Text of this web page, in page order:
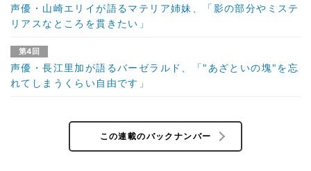
声優・山崎エリイが語るマテリア姉妹、「影の部分やミステ
リアスなところを貫きたい」
第4回
声優・長江里加が語るバーゼラルド、「"あざといの塊"を忘
れてしまうくらい自由です」
この連載のバックナンバー